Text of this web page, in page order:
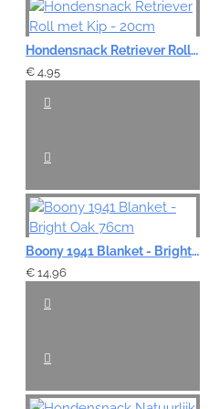
Hondensnack Retriever Roll met Kip - 20cm
€ 4,95
Boony 1941 Blanket - Bright Oak 76cm
€ 14,96